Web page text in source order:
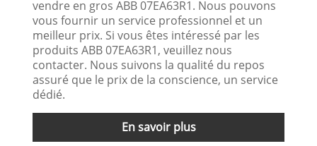
vendre en gros ABB 07EA63R1. Nous pouvons
vous fournir un service professionnel et un
meilleur prix. Si vous êtes intéressé par les
produits ABB 07EA63R1, veuillez nous
contacter. Nous suivons la qualité du repos
assuré que le prix de la conscience, un service
dédié.
En savoir plus